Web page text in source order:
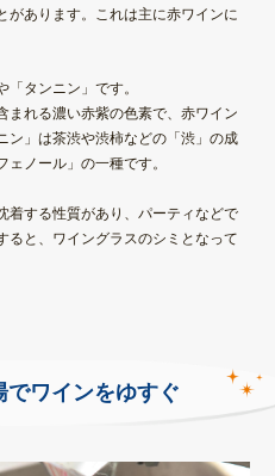
があります。これは主に赤ワインに
「タンニン」 です。
まれる濃い赤紫の色素で、赤ワイン
ン」は茶渋や渋柿などの「渋」の成
ノール」の一種です。
着する性質があり、パーティなどで
と、 ワイングラスのシミ となって
でワインをゆすぐ